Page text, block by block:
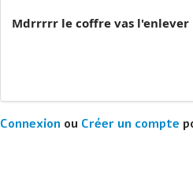
Mdrrrrr le coffre vas
Connexion ou Créer un compte